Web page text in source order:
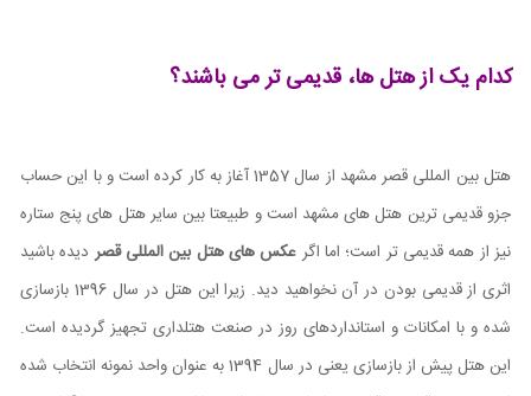
کدام یک از هتل ها، قدیمی تر می باشند؟
هتل بین المللی قصر مشهد از سال 1357 آغاز به کار کرده است و با این حساب
جزو قدیمی ترین هتل های مشهد است و طبیعتا بین سایر هتل های پنج ستاره
نیز از همه قدیمی تر است؛ اما اگر عکس های هتل بین المللی قصر دیده باشید
اثری از قدیمی بودن در آن نخواهید دید. زیرا
این هتل در سال 1396 بازسازی
شده و با امکانات و استانداردهای روز در صنعت هتلداری تجهیز گردیده است.
این هتل پیش از بازسازی یعنی در سال 1394 به عنوان واحد نمونه انتخاب شده